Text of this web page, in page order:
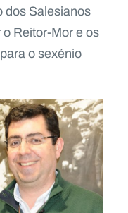
dos Salesianos
Reitor-Mor e os
o sexénio